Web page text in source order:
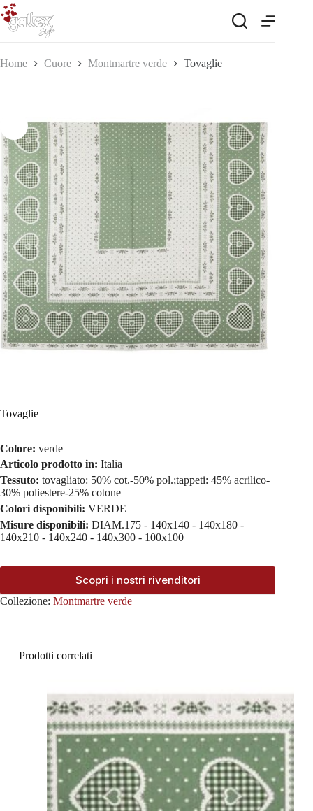
Salta
al
contenuto
Home Cuore Montmartre verde Tovaglie
Tovaglie
Colore: verde
Articolo prodotto in: Italia
Tessuto: tovagliato: 50% cot.-50% pol.;tappeti: 45% acrilico-
30% poliestere-25% cotone
Colori disponibili: VERDE
Misure disponibili: DIAM.175 - 140x140 - 140x180 -
140x210 - 140x240 - 140x300 - 100x100
Scopri i nostri rivenditori
Collezione: Montmartre verde
Prodotti correlati